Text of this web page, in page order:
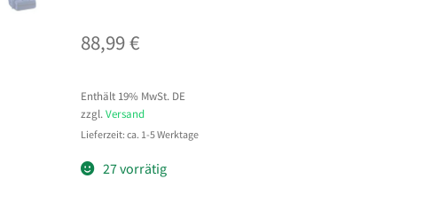
88,99€
Enthält 19% MwSt. DE
zzgl.Versand
Lieferzeit: ca. 1-5 Werktage
27 vorrätig